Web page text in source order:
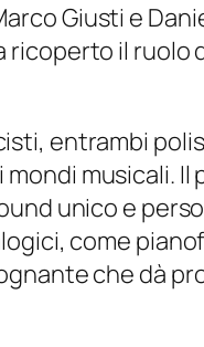
Giusti e
ricoperto il
entrambi
musicali.
unico e
come
che dà